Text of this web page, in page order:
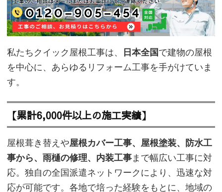
私たちクイック屋根工事は、 日本全国で建物の屋根
を中心に、あらゆるリフォーム工事を手がけていま
す。
【累計6,000件以上の施工実績】
屋根葺き替えや屋根カバー工事、屋根塗装、防水工
事から、雨樋の修理、内装工事まで幅広い工事に対
応。独自の全国派遣ネットワークにより、迅速な対
応が可能です。各地で培った経験をもとに、地域の